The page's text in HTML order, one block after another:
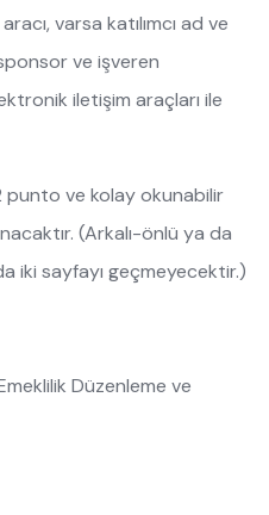
varsa katılımcı ad ve
ve işveren
iletişim araçları ile
punto ve kolay okunabilir
(Arkalı-önlü ya da
iki sayfayı geçmeyecektir.)
Düzenleme ve